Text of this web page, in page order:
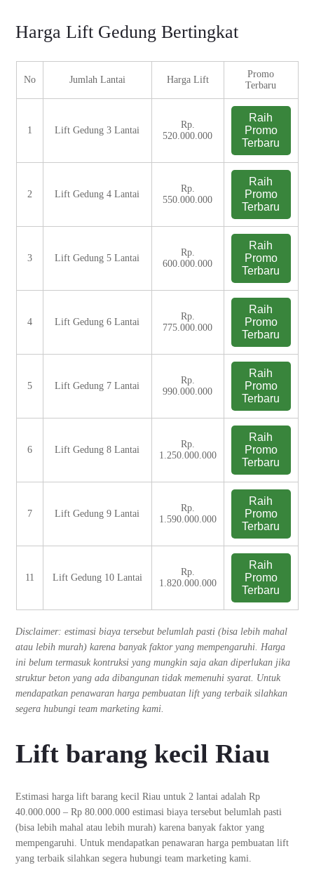
Harga Lift Gedung Bertingkat
No Jumlah Lantai Harga Lift
Promo
Terbaru
1 Lift Gedung 3 Lantai
Rp.
520.000.000
Raih
Promo
Terbaru
2 Lift Gedung 4 Lantai
Rp.
550.000.000
Raih
Promo
Terbaru
3 Lift Gedung 5 Lantai
Rp.
600.000.000
Raih
Promo
Terbaru
4 Lift Gedung 6 Lantai
Rp.
775.000.000
Raih
Promo
Terbaru
5 Lift Gedung 7 Lantai
Rp.
990.000.000
Raih
Promo
Terbaru
6 Lift Gedung 8 Lantai
Rp.
1.250.000.000
Raih
Promo
Terbaru
7 Lift Gedung 9 Lantai
Rp.
1.590.000.000
Raih
Promo
Terbaru
11 Lift Gedung 10 Lantai
Rp.
1.820.000.000
Raih
Promo
Terbaru
Disclaimer: estimasi biaya tersebut belumlah pasti (bisa lebih mahal
atau lebih murah) karena banyak faktor yang mempengaruhi. Harga
ini belum termasuk kontruksi yang mungkin saja akan diperlukan jika
struktur beton yang ada dibangunan tidak memenuhi syarat. Untuk
mendapatkan penawaran harga pembuatan lift yang terbaik silahkan
segera hubungi team marketing kami.
Lift barang kecil Riau
Estimasi harga lift barang kecil Riau untuk 2 lantai adalah Rp
40.000.000 – Rp 80.000.000 estimasi biaya tersebut belumlah pasti
(bisa lebih mahal atau lebih murah) karena banyak faktor yang
mempengaruhi. Untuk mendapatkan penawaran harga pembuatan lift
yang terbaik silahkan segera hubungi team marketing kami.